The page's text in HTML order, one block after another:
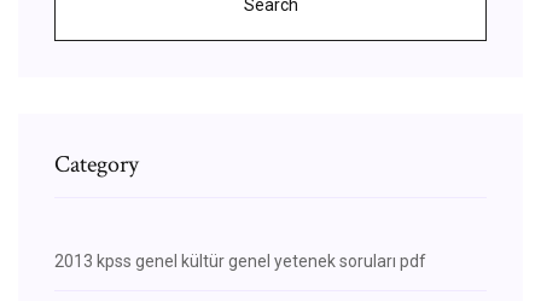
Search
Category
2013 kpss genel kültür genel yetenek soruları pdf